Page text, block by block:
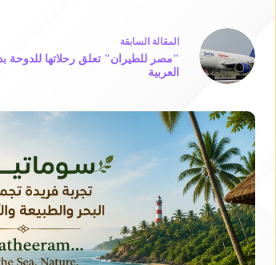
المقالة السابقة
"مصر للطيران" تعلق رحلاتها للدوحة
العربية